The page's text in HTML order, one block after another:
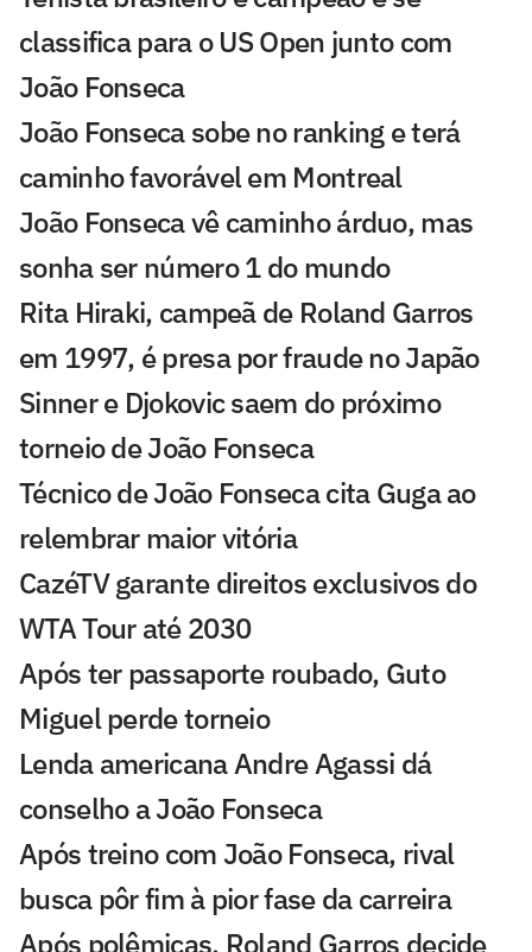
classifica para o US Open junto com
João Fonseca
João Fonseca sobe no ranking e terá
caminho favorável em Montreal
João Fonseca vê caminho árduo, mas
sonha ser número 1 do mundo
Rita Hiraki, campeã de Roland Garros
em 1997, é presa por fraude no Japão
Sinner e Djokovic saem do próximo
torneio de João Fonseca
Técnico de João Fonseca cita Guga ao
relembrar maior vitória
CazéTV garante direitos exclusivos do
WTA Tour até 2030
Após ter passaporte roubado, Guto
Miguel perde torneio
Lenda americana Andre Agassi dá
conselho a João Fonseca
Após treino com João Fonseca, rival
busca pôr fim à pior fase da carreira
Após polêmicas, Roland Garros decide